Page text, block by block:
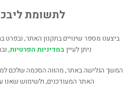
המדריך השלם לשפת C
לתשומת
ביצענו מספר שינויים בתקנון האתר, ובפרט
ניתן לעייןבמדיניות הפרטיות,
המשך הגלישה באתר, מהווה הסכמה שלכם
האתר המעודכנים, ולשימוש שאנו